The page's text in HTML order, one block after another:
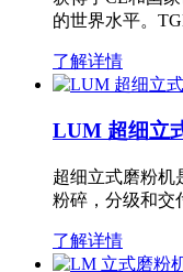
的世界水平。
了解详情
LUM 超细立
超细立式磨粉机
粉碎，分级和
了解详情